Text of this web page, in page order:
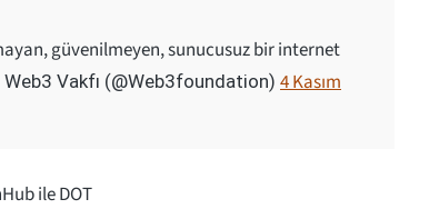
güvenilmeyen, sunucusuz bir internet
Vakfı (@Web3foundation) 4 Kasım
ile DOT